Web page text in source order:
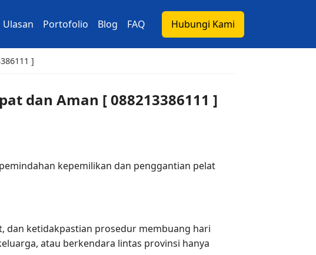
Ulasan Portofolio Blog FAQ Hubungi Kami
]
dan Aman [ 088213386111 ]
kepemilikan dan penggantian pelat
dan ketidakpastian prosedur membuang hari
atau berkendara lintas provinsi hanya